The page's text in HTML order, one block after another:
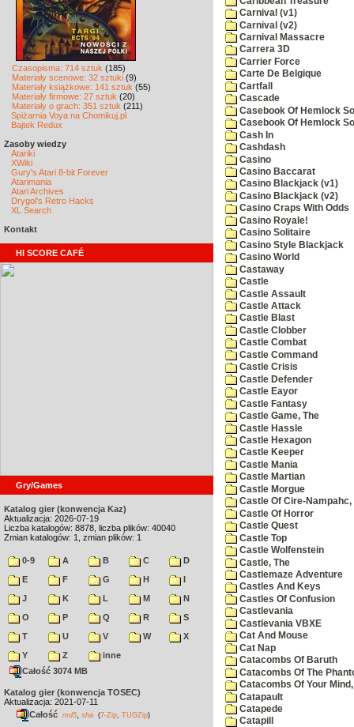
Czasopisma: 714 sztuk (185)
Materiały scenowe: 32 sztuki (9)
Materiały książkowe: 141 sztuk (55)
Materiały firmowe: 27 sztuk (20)
Materiały o grach: 351 sztuk (211)
Spiżarnia Voya na Chomikuj.pl
Bajtek Redux
Zasoby wiedzy
Atariki
XWiki
Gury's Atari 8-bit Forever
Atarimania
Atari Archives
Drygol's Retro Hacks
XL Search
Kontakt
HI SCORE CAFÉ
Gry/Games
Katalog gier (konwencja Kaz)
Aktualizacja: 2026-07-19
Liczba katalogów: 8878, liczba plików: 40040
Zmian katalogów: 1, zmian plików: 1
0-9 A B C
D
E
F G H
I
J
K L M
N
O
P Q R
S
T
U V W
X
Y
Z
inne
Całość 3074 MB
Katalog gier (konwencja TOSEC)
Aktualizacja: 2021-07-11
Całość md5 sha (7-Zip TUGZip)
Carnival (v1)
Carnival (v2)
Carnival Massacre
Carrera 3D
Carrier Force
Carte De Belgique
Cartfall
Cascade
Casebook Of Hemlock
Casebook Of Hemlock
Cash In
Cashdash
Casino
Casino Baccarat
Casino Blackjack (v1)
Casino Blackjack (v2)
Casino Craps With Odds
Casino Royale!
Casino Solitaire
Casino Style Blackjack
Casino World
Castaway
Castle
Castle Assault
Castle Attack
Castle Blast
Castle Clobber
Castle Combat
Castle Command
Castle Crisis
Castle Defender
Castle Eayor
Castle Fantasy
Castle Game, The
Castle Hassle
Castle Hexagon
Castle Keeper
Castle Mania
Castle Martian
Castle Morgue
Castle Of Cire-Nampahc,
Castle Of Horror
Castle Quest
Castle Top
Castle Wolfenstein
Castle, The
Castlemaze Adventure
Castles And Keys
Castles Of Confusion
Castlevania
Castlevania VBXE
Cat And Mouse
Cat Nap
Catacombs Of Baruth
Catacombs Of The
Catacombs Of Your
Catapault
Catapede
Catapill